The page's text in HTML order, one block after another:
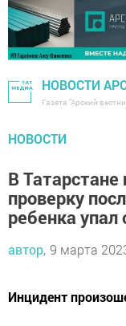
НОВОСТИ
Газета "Арский
НОВОСТИ
В Татарстане
проверку
ребенка
автор, 9 марта
Инцидент